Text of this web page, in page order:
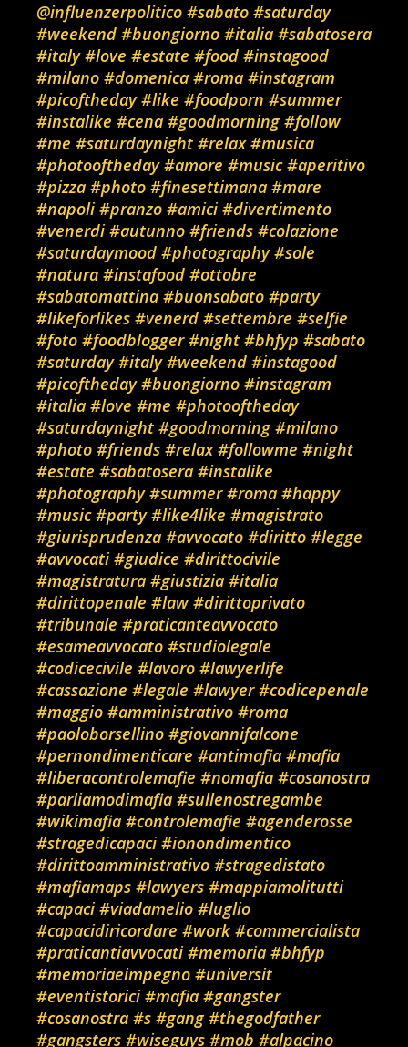
@influenzerpolitico #sabato #saturday
#weekend #buongiorno #italia #sabatosera
#italy #love #estate #food #instagood
#milano #domenica #roma #instagram
#picoftheday #like #foodporn #summer
#instalike #cena #goodmorning #follow
#me #saturdaynight #relax #musica
#photooftheday #amore #music #aperitivo
#pizza #photo #finesettimana #mare
#napoli #pranzo #amici #divertimento
#venerdi #autunno #friends #colazione
#saturdaymood #photography #sole
#natura #instafood #ottobre
#sabatomattina #buonsabato #party
#likeforlikes #venerd #settembre #selfie
#foto #foodblogger #night #bhfyp #sabato
#saturday #italy #weekend #instagood
#picoftheday #buongiorno #instagram
#italia #love #me #photooftheday
#saturdaynight #goodmorning #milano
#photo #friends #relax #followme #night
#estate #sabatosera #instalike
#photography #summer #roma #happy
#music #party #like4like #magistrato
#giurisprudenza #avvocato #diritto #legge
#avvocati #giudice #dirittocivile
#magistratura #giustizia #italia
#dirittopenale #law #dirittoprivato
#tribunale #praticanteavvocato
#esameavvocato #studiolegale
#codicecivile #lavoro #lawyerlife
#cassazione #legale #lawyer #codicepenale
#maggio #amministrativo #roma
#paoloborsellino #giovannifalcone
#pernondimenticare #antimafia #mafia
#liberacontrolemafie #nomafia #cosanostra
#parliamodimafia #sullenostregambe
#wikimafia #controlemafie #agenderosse
#stragedicapaci #ionondimentico
#dirittoamministrativo #stragedistato
#mafiamaps #lawyers #mappiamolitutti
#capaci #viadamelio #luglio
#capacidiricordare #work #commercialista
#praticantiavvocati #memoria #bhfyp
#memoriaeimpegno #universit
#eventistorici #mafia #gangster
#cosanostra #s #gang #thegodfather
#gangsters #wiseguys #mob #alpacino